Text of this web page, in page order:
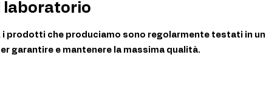
laboratorio
i prodotti che produciamo sono regolarmente testati in un
garantire e mantenere la massima qualità.